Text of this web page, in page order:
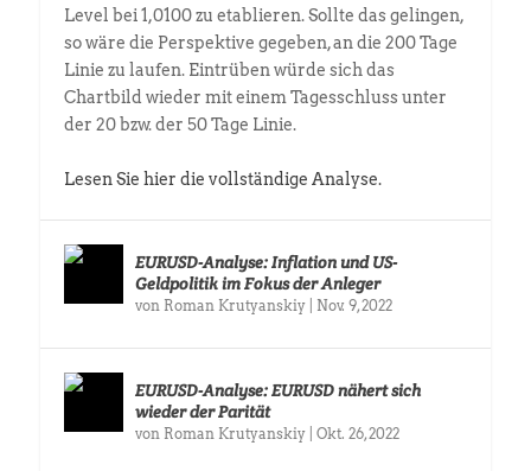
Level bei 1,0100 zu etablieren. Sollte das gelingen,
so wäre die Perspektive gegeben, an die 200 Tage
Linie zu laufen. Eintrüben würde sich das
Chartbild wieder mit einem Tagesschluss unter
der 20 bzw. der 50 Tage Linie.
Lesen Sie hier die vollständige Analyse.
EURUSD-Analyse: Inflation und US-
Geldpolitik im Fokus der Anleger
von Roman Krutyanskiy Nov. 9, 2022
EURUSD-Analyse: EURUSD nähert sich
wieder der Parität
von Roman Krutyanskiy |Okt. 26, 2022